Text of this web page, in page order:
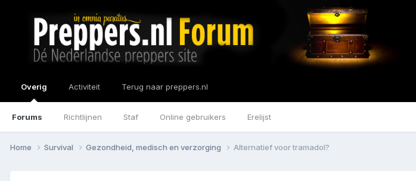
Overig
Forums Richtlijnen Staf Online gebruikers Erelijst
Activiteit Terug naar preppers.nl
Home Survival Gezondheid, medisch en verzorging Alternatief voor tramadol?